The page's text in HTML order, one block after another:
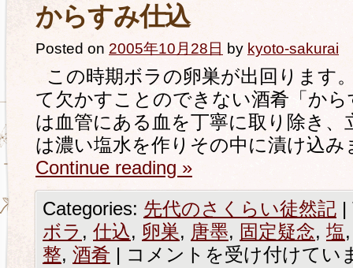
からすみ仕込
Posted on 2005年10月28日 by kyoto-sakurai
この時期ボラの卵巣が出回ります
て欠かすことのできない酒肴「か
は血管にある血を丁寧に取り除き
は濃い塩水を作りその中に漬け込
Continue reading »
Categories: 先代のさくらい徒然記 |
ボラ , 仕込, 卵巣, 唐墨, 固定疑念, 塩
整, 酒肴 | コメントを受け付けてい